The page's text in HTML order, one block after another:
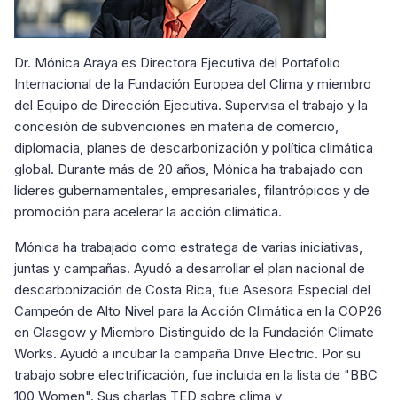
Dr. Mónica Araya es Directora Ejecutiva del Portafolio
Internacional de la Fundación Europea del Clima y miembro
del Equipo de Dirección Ejecutiva. Supervisa el trabajo y la
concesión de subvenciones en materia de comercio,
diplomacia, planes de descarbonización y política climática
global. Durante más de 20 años, Mónica ha trabajado con
líderes gubernamentales, empresariales, filantrópicos y de
promoción para acelerar la acción climática.
Mónica ha trabajado como estratega de varias iniciativas,
juntas y campañas. Ayudó a desarrollar el plan nacional de
descarbonización de Costa Rica, fue Asesora Especial del
Campeón de Alto Nivel para la Acción Climática en la COP26
en Glasgow y Miembro Distinguido de la Fundación Climate
Works. Ayudó a incubar la campaña Drive Electric. Por su
trabajo sobre electrificación, fue incluida en la lista de "BBC
100 Women". Sus charlas TED sobre clima y